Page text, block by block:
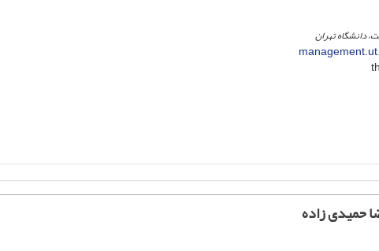
دانشگاه تهران
حمیدی زاده